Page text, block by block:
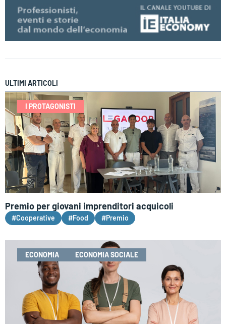
ULTIMI ARTICOLI
I PROTAGONISTI
Premio per giovani imprenditori acquicoli
#Cooperative #Food #Premio
ECONOMIA ECONOMIA SOCIALE